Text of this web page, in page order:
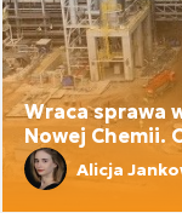
Wraca sprawa
Nowej Chemii.
Alicja